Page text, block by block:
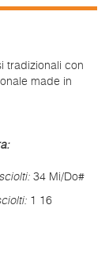
tradizionali con
made in
34 Mi/Do#
1 16